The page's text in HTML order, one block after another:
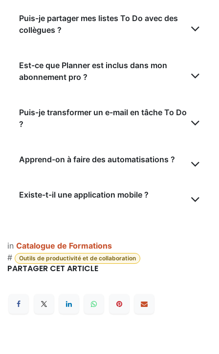
Puis-je partager mes listes To Do avec des
collègues ?
Est-ce que Planner est inclus dans mon
abonnement pro ?
Puis-je transformer un e-mail en tâche To Do
?
Apprend-on à faire des automatisations ?
Existe-t-il une application mobile ?
in Catalogue de Formations
#
Outils de productivité et de collaboration
PARTAGER CET ARTICLE